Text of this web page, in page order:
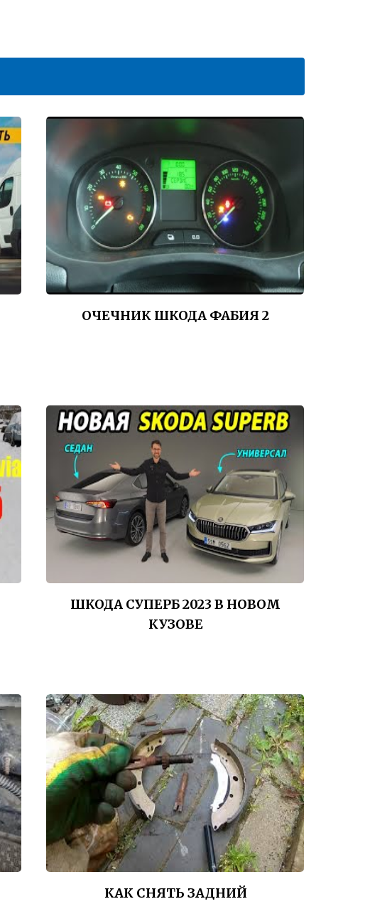
ОЧЕЧНИК ШКОДА ФАБИЯ 2
ШКОДА СУПЕРБ 2023 В НОВОМ
КУЗОВЕ
КАК СНЯТЬ ЗАДНИЙ